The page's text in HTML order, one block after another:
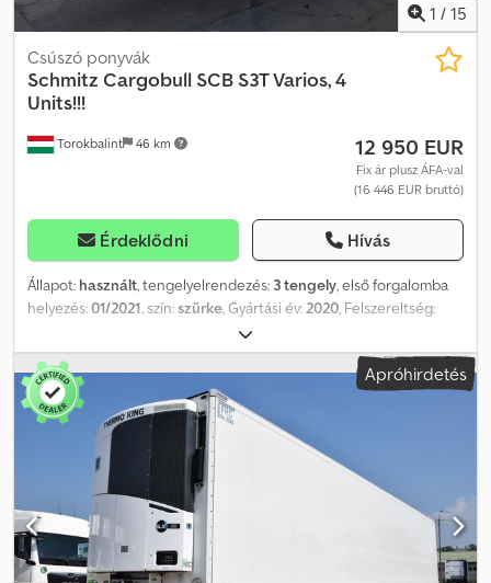
1 / 15
Torokbalint 46 km
Csúszó ponyvák
Schmitz Cargobull SCB S3T Varios, 4
Units!!!
12 950 EUR
Fix ár plusz ÁFA-val
(16 446 EUR bruttó)
Érdeklődni Hívás
Állapot: használt, tengelyelrendezés: 3 tengely, első forgalomba
helyezés:01/2021 , szín:szürke , Gyártási év: 2020 , Felszereltség:
, = További opciók és tartozékok = - Légrugózás - Tárcsafékek
- Szerszámosláda = Megjegyzések = Raktáron lévő darabszám: 4
Schmitz Cargobull SCB S3T Varios 2020 01-2021
WSM000003355709 Schmitz Cargobull SCB S3T Varios 2020 01-
2021 WSM000003355719 Schmitz Cargobull SCB S3T Varios 2021
01-2021 WSM000003355715 Schmitz Cargobull SCB S3T Varios
2021 01-2021 WSM000003355714 = További információk = Üres
súly: 6439 kg Megengedett rakomány: 29 561 kg Crjdpfsznl Rusx
Aftsf Megengedett össztömeg: 36 000 kg Károk: nincsenek
Apróhirdetés